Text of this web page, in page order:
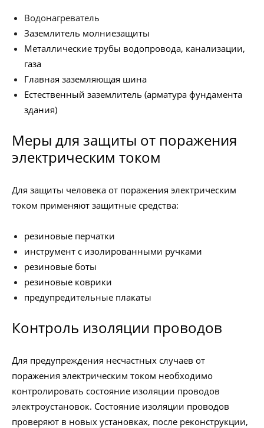
Водонагреватель
Заземлитель молниезащиты
Металлические трубы водопровода, канализации,
газа
Главная заземляющая шина
Естественный заземлитель (арматура фундамента
здания)
Меры для защиты от поражения
электрическим током
Для защиты человека от поражения электрическим
током применяют защитные средства:
резиновые перчатки
инструмент с изолированными ручками
резиновые боты
резиновые коврики
предупредительные плакаты
Контроль изоляции проводов
Для предупреждения несчастных случаев от
поражения электрическим током необходимо
контролировать состояние изоляции проводов
электроустановок. Состояние изоляции проводов
проверяют в новых установках, после реконструкции,